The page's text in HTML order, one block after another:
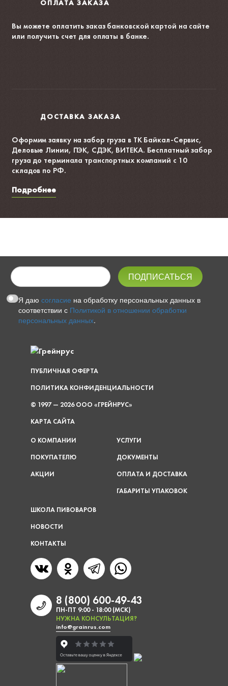
ОПЛАТА ЗАКАЗА
Вы можете оплатить заказ банковской картой на сайте
или получить счет для оплаты в банке.
ДОСТАВКА ЗАКАЗА
Оформим заявку на забор груза в ТК Байкал-Сервис,
Деловые Линии, ПЭК, СДЭК, ВИТЕКА. Бесплатный забор
груза до терминала транспортных компаний с 10
складов по РФ.
Подробнее
Я даюсогласие на обработку персональных данных в
соответствии с Политикой в отношении обработки
персональных данных.
ПУБЛИЧНАЯ ОФЕРТА
ПОЛИТИКА КОНФИДЕНЦИАЛЬНОСТИ
© 1997 — 2026 ООО «ГРЕЙНРУС»
КАРТА САЙТА
О КОМПАНИИ
ПОКУПАТЕЛЮ
АКЦИИ
УСЛУГИ
ДОКУМЕНТЫ
ОПЛАТА И ДОСТАВКА
ГАБАРИТЫ УПАКОВОК
ШКОЛА ПИВОВАРОВ
НОВОСТИ
КОНТАКТЫ
8 (800) 600-49-43
ПН-ПТ 9:00 - 18:00 (МСК)
НУЖНА КОНСУЛЬТАЦИЯ?
info@grainrus.com